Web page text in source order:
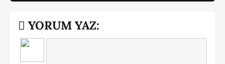
YORUM YAZ: